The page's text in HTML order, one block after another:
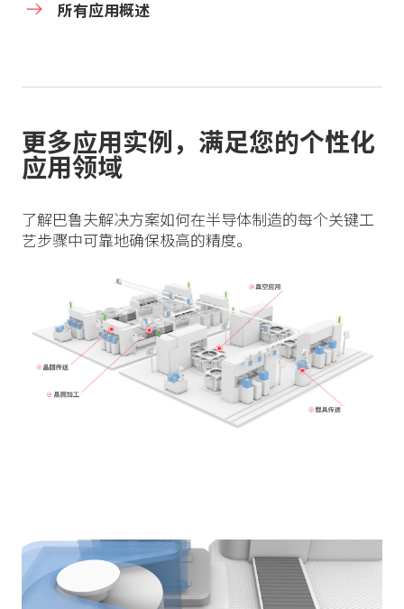
所有应用概述
更多应用实例，满足您的个性化
应用领域
了解巴鲁夫解决方案如何在半导体制造的每个关键工
艺步骤中可靠地确保极高的精度。